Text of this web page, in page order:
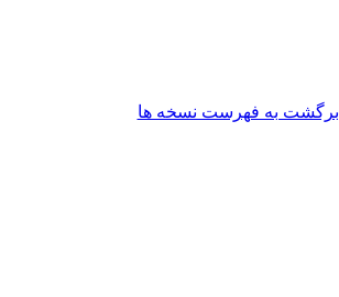
برگشت به فهرست نسخه ها